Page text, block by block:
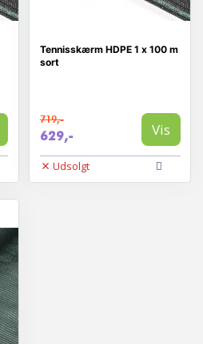
Tennisskærm HDPE 1 x 100 m
sort
719,-
629,- Vis
Udsolgt